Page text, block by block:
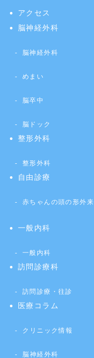
アクセス
脳神経外科
脳神経外科
めまい
脳卒中
脳ドック
整形外科
整形外科
自由診療
赤ちゃんの頭の形外来
一般内科
一般内科
訪問診療科
訪問診療・往診
医療コラム
クリニック情報
脳神経外科